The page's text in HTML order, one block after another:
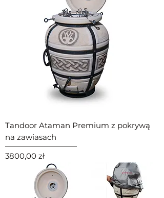
Tandoor Ataman Premium z pokrywą
na zawiasach
Cena
3800,00 zł